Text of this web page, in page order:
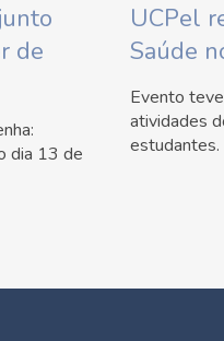
de
dia 13 de
UCPel
Saúde
Evento
atividades
estudantes.